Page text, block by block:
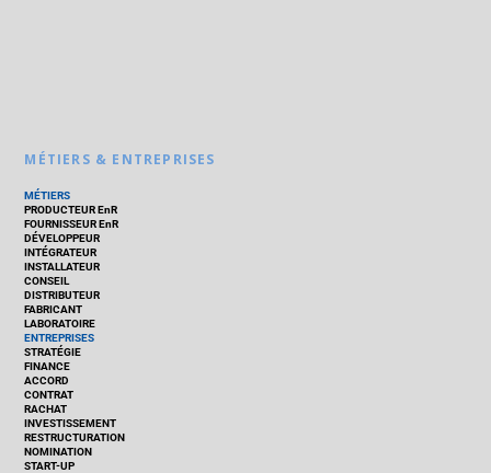
MÉTIERS & ENTREPRISES
MÉTIERS
PRODUCTEUR EnR
FOURNISSEUR EnR
DÉVELOPPEUR
INTÉGRATEUR
INSTALLATEUR
CONSEIL
DISTRIBUTEUR
FABRICANT
LABORATOIRE
ENTREPRISES
STRATÉGIE
FINANCE
ACCORD
CONTRAT
RACHAT
INVESTISSEMENT
RESTRUCTURATION
NOMINATION
START-UP